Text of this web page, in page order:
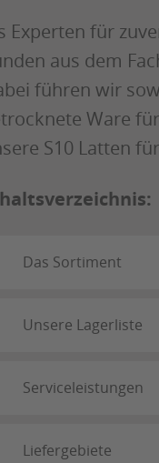
Experten für
aus dem
führen wir
Ware
S10 Latten
Das Sortiment
Unsere Lagerliste
Serviceleistungen
Liefergebiete